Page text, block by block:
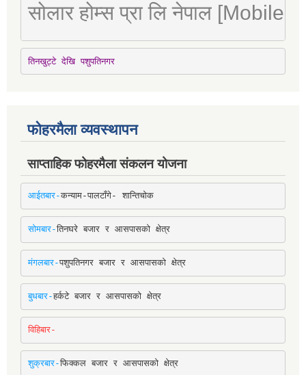
सोलार होम्स प्रा लि नेपाल [Mobile
तिनखुट्टे देखि पशुपतिनगर
फोहरमैला व्यवस्थापन
साप्ताहिक फोहरमैला संकलन योजना
आईतबार-कन्याम-पालटाँगे- शान्तिचोक
सोमबार-तिनघरे बजार र आसपासको क्षेत्र
मंगलबार-पशुपतिनगर बजार र आसपासको क्षेत्र
बुधबार-हर्कटे बजार र आसपासको क्षेत्र
विहिबार-
शुक्रबार-फिक्कल बजार र आसपासको क्षेत्र